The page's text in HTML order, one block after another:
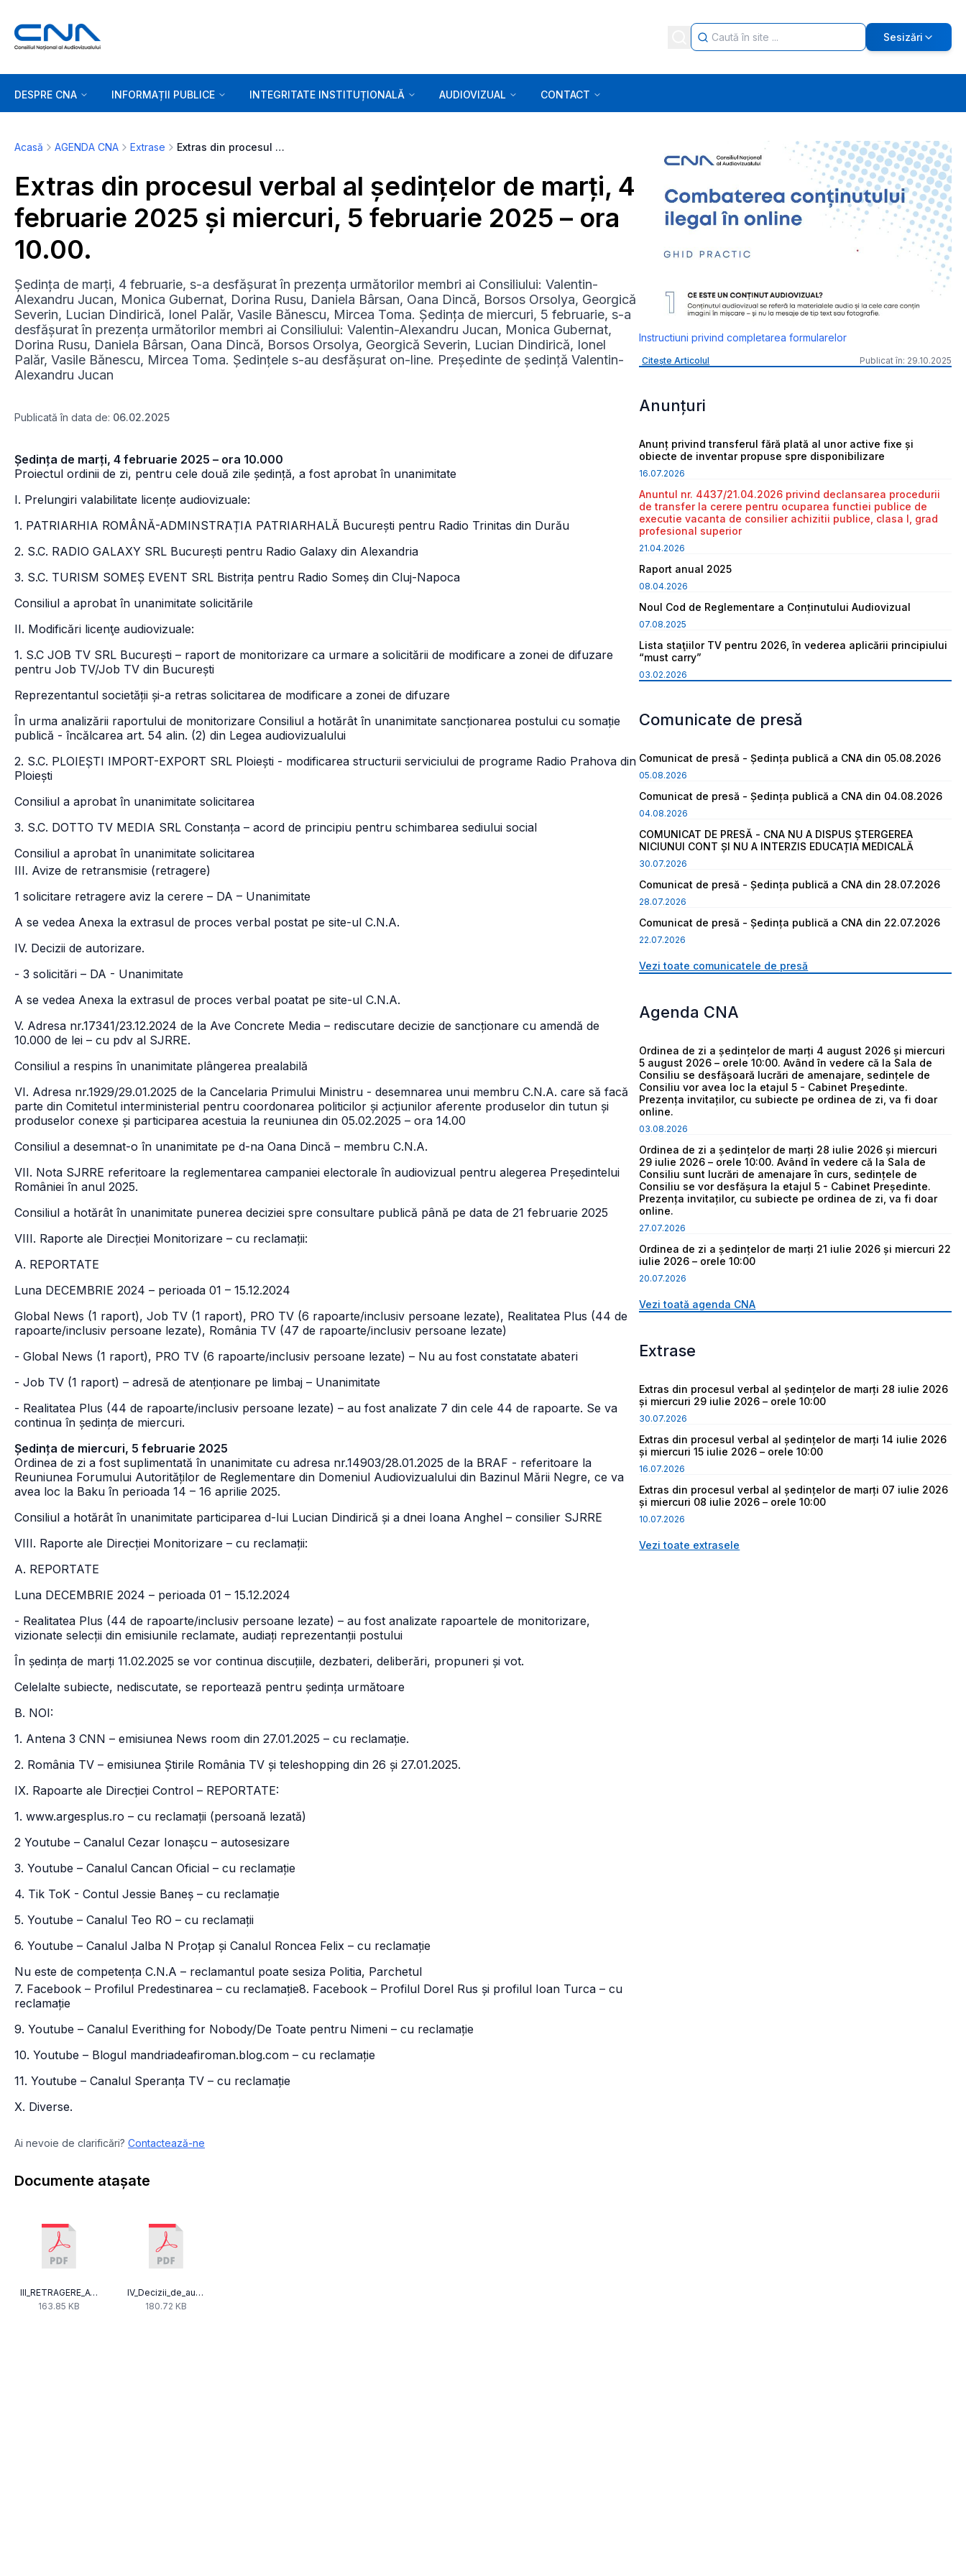
Sesizări
DESPRE CNA INFORMAȚII PUBLICE INTEGRITATE INSTITUȚIONALĂ AUDIOVIZUAL CONTACT
Acasă AGENDA CNA Extrase Extras din procesul verbal al ședințelor de marți, 4 februarie 2025 și miercuri, 5 februarie 2025 – ora 10.00.
Extras din procesul verbal al ședințelor de marți, 4
februarie 2025 și miercuri, 5 februarie 2025 – ora
10.00.
Ședința de marți, 4 februarie, s-a desfășurat în prezența următorilor membri ai Consiliului: Valentin-
Alexandru Jucan, Monica Gubernat, Dorina Rusu, Daniela Bârsan, Oana Dincă, Borsos Orsolya, Georgică
Severin, Lucian Dindirică, Ionel Palăr, Vasile Bănescu, Mircea Toma. Ședința de miercuri, 5 februarie, s-a
desfășurat în prezența următorilor membri ai Consiliului: Valentin-Alexandru Jucan, Monica Gubernat,
Dorina Rusu, Daniela Bârsan, Oana Dincă, Borsos Orsolya, Georgică Severin, Lucian Dindirică, Ionel
Palăr, Vasile Bănescu, Mircea Toma. Ședințele s-au desfășurat on-line. Președinte de ședință Valentin-
Alexandru Jucan
Publicată în data de: 06.02.2025
Ședința de marți, 4 februarie 2025 – ora 10.000
Proiectul ordinii de zi, pentru cele două zile ședință, a fost aprobat în unanimitate
I. Prelungiri valabilitate licențe audiovizuale:
1. PATRIARHIA ROMÂNĂ-ADMINSTRAȚIA PATRIARHALĂ București pentru Radio Trinitas din Durău
2. S.C. RADIO GALAXY SRL București pentru Radio Galaxy din Alexandria
3. S.C. TURISM SOMEȘ EVENT SRL Bistrița pentru Radio Someș din Cluj-Napoca
Consiliul a aprobat în unanimitate solicitările
II. Modificări licenţe audiovizuale:
1. S.C JOB TV SRL București – raport de monitorizare ca urmare a solicitării de modificare a zonei de difuzare
pentru Job TV/Job TV din București
Reprezentantul societății și-a retras solicitarea de modificare a zonei de difuzare
În urma analizării raportului de monitorizare Consiliul a hotărât în unanimitate sancționarea postului cu somație
publică - încălcarea art. 54 alin. (2) din Legea audiovizualului
2. S.C. PLOIEȘTI IMPORT-EXPORT SRL Ploiești - modificarea structurii serviciului de programe Radio Prahova din
Ploiești
Consiliul a aprobat în unanimitate solicitarea
3. S.C. DOTTO TV MEDIA SRL Constanța – acord de principiu pentru schimbarea sediului social
Consiliul a aprobat în unanimitate solicitarea
III. Avize de retransmisie (retragere)
1 solicitare retragere aviz la cerere – DA – Unanimitate
A se vedea Anexa la extrasul de proces verbal postat pe site-ul C.N.A.
IV. Decizii de autorizare.
- 3 solicitări – DA - Unanimitate
A se vedea Anexa la extrasul de proces verbal poatat pe site-ul C.N.A.
V. Adresa nr.17341/23.12.2024 de la Ave Concrete Media – rediscutare decizie de sancționare cu amendă de
10.000 de lei – cu pdv al SJRRE.
Consiliul a respins în unanimitate plângerea prealabilă
VI. Adresa nr.1929/29.01.2025 de la Cancelaria Primului Ministru - desemnarea unui membru C.N.A. care să facă
parte din Comitetul interministerial pentru coordonarea politicilor și acțiunilor aferente produselor din tutun și
produselor conexe și participarea acestuia la reuniunea din 05.02.2025 – ora 14.00
Consiliul a desemnat-o în unanimitate pe d-na Oana Dincă – membru C.N.A.
VII. Nota SJRRE referitoare la reglementarea campaniei electorale în audiovizual pentru alegerea Președintelui
României în anul 2025.
Consiliul a hotărât în unanimitate punerea deciziei spre consultare publică până pe data de 21 februarie 2025
VIII. Raporte ale Direcției Monitorizare – cu reclamații:
A. REPORTATE
Luna DECEMBRIE 2024 – perioada 01 – 15.12.2024
Global News (1 raport), Job TV (1 raport), PRO TV (6 rapoarte/inclusiv persoane lezate), Realitatea Plus (44 de
rapoarte/inclusiv persoane lezate), România TV (47 de rapoarte/inclusiv persoane lezate)
- Global News (1 raport), PRO TV (6 rapoarte/inclusiv persoane lezate) – Nu au fost constatate abateri
- Job TV (1 raport) – adresă de atenționare pe limbaj – Unanimitate
- Realitatea Plus (44 de rapoarte/inclusiv persoane lezate) – au fost analizate 7 din cele 44 de rapoarte. Se va
continua în ședința de miercuri.
Ședința de miercuri, 5 februarie 2025
Ordinea de zi a fost suplimentată în unanimitate cu adresa nr.14903/28.01.2025 de la BRAF - referitoare la
Reuniunea Forumului Autorităților de Reglementare din Domeniul Audiovizualului din Bazinul Mării Negre, ce va
avea loc la Baku în perioada 14 – 16 aprilie 2025.
Consiliul a hotărât în unanimitate participarea d-lui Lucian Dindirică și a dnei Ioana Anghel – consilier SJRRE
VIII. Raporte ale Direcției Monitorizare – cu reclamații:
A. REPORTATE
Luna DECEMBRIE 2024 – perioada 01 – 15.12.2024
- Realitatea Plus (44 de rapoarte/inclusiv persoane lezate) – au fost analizate rapoartele de monitorizare,
vizionate selecții din emisiunile reclamate, audiați reprezentanții postului
În ședința de marți 11.02.2025 se vor continua discuțiile, dezbateri, deliberări, propuneri și vot.
Celelalte subiecte, nediscutate, se reportează pentru ședința următoare
B. NOI:
1. Antena 3 CNN – emisiunea News room din 27.01.2025 – cu reclamație.
2. România TV – emisiunea Știrile România TV și teleshopping din 26 și 27.01.2025.
IX. Rapoarte ale Direcției Control – REPORTATE:
1. www.argesplus.ro – cu reclamații (persoană lezată)
2 Youtube – Canalul Cezar Ionașcu – autosesizare
3. Youtube – Canalul Cancan Oficial – cu reclamație
4. Tik ToK - Contul Jessie Baneș – cu reclamație
5. Youtube – Canalul Teo RO – cu reclamații
6. Youtube – Canalul Jalba N Proțap și Canalul Roncea Felix – cu reclamație
Nu este de competența C.N.A – reclamantul poate sesiza Politia, Parchetul
7. Facebook – Profilul Predestinarea – cu reclamație8. Facebook – Profilul Dorel Rus și profilul Ioan Turca – cu
reclamație
9. Youtube – Canalul Everithing for Nobody/De Toate pentru Nimeni – cu reclamație
10. Youtube – Blogul mandriadeafiroman.blog.com – cu reclamație
11. Youtube – Canalul Speranța TV – cu reclamație
X. Diverse.
Ai nevoie de clarificări? Contactează-ne
Documente atașate
III_RETRAGERE_AVIZ.pdf
163.85 KB
IV_Decizii_de_autorizare_04.02.2025.pdf
180.72 KB
Instructiuni privind completarea formularelor
Citește Articolul Publicat în: 29.10.2025
Anunțuri
Anunț privind transferul fără plată al unor active fixe și
obiecte de inventar propuse spre disponibilizare
16.07.2026
Anuntul nr. 4437/21.04.2026 privind declansarea procedurii
de transfer la cerere pentru ocuparea functiei publice de
executie vacanta de consilier achizitii publice, clasa I, grad
profesional superior
21.04.2026
Raport anual 2025
08.04.2026
Noul Cod de Reglementare a Conținutului Audiovizual
07.08.2025
Lista staţiilor TV pentru 2026, în vederea aplicării principiului
“must carry”
03.02.2026
Comunicate de presă
Comunicat de presă - Ședința publică a CNA din 05.08.2026
05.08.2026
Comunicat de presă - Ședința publică a CNA din 04.08.2026
04.08.2026
COMUNICAT DE PRESĂ - CNA NU A DISPUS ȘTERGEREA
NICIUNUI CONT ȘI NU A INTERZIS EDUCAȚIA MEDICALĂ
30.07.2026
Comunicat de presă - Ședința publică a CNA din 28.07.2026
28.07.2026
Comunicat de presă - Ședința publică a CNA din 22.07.2026
22.07.2026
Vezi toate comunicatele de presă
Agenda CNA
Ordinea de zi a ședințelor de marți 4 august 2026 și miercuri
5 august 2026 – orele 10:00. Având în vedere că la Sala de
Consiliu se desfășoară lucrări de amenajare, sedințele de
Consiliu vor avea loc la etajul 5 - Cabinet Președinte.
Prezența invitaților, cu subiecte pe ordinea de zi, va fi doar
online.
03.08.2026
Ordinea de zi a ședințelor de marți 28 iulie 2026 și miercuri
29 iulie 2026 – orele 10:00. Având în vedere că la Sala de
Consiliu sunt lucrări de amenajare în curs, sedințele de
Consiliu se vor desfășura la etajul 5 - Cabinet Președinte.
Prezența invitaților, cu subiecte pe ordinea de zi, va fi doar
online.
27.07.2026
Ordinea de zi a ședințelor de marți 21 iulie 2026 și miercuri 22
iulie 2026 – orele 10:00
20.07.2026
Vezi toată agenda CNA
Extrase
Extras din procesul verbal al ședințelor de marți 28 iulie 2026
și miercuri 29 iulie 2026 – orele 10:00
30.07.2026
Extras din procesul verbal al ședințelor de marți 14 iulie 2026
și miercuri 15 iulie 2026 – orele 10:00
16.07.2026
Extras din procesul verbal al ședințelor de marți 07 iulie 2026
și miercuri 08 iulie 2026 – orele 10:00
10.07.2026
Vezi toate extrasele